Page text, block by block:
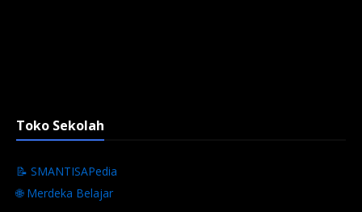
Toko Sekolah
📝 SMANTISAPedia
🌐 Merdeka Belajar